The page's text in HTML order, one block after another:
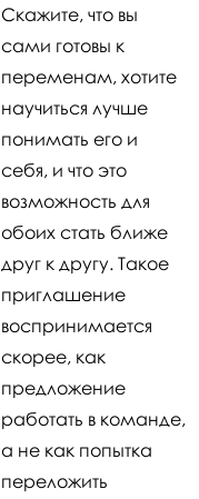
Скажите, что вы
сами готовы к
переменам, хотите
научиться лучше
понимать его и
себя, и что это
возможность для
обоих стать ближе
друг к другу. Такое
приглашение
воспринимается
скорее, как
предложение
работать в команде,
а не как попытка
переложить